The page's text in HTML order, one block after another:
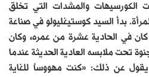
الكورسيهات والمشدات التي تخلق
بدأ السيد كوستيغليولو في صناعة
في الحادية عشرة من عمره، وكان
تحت ملابسه العادية الحديثة عندما
يقول عن ذلك: «كنت مهووساً للغاية